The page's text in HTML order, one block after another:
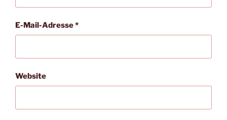
E-Mail-Adresse*
Website